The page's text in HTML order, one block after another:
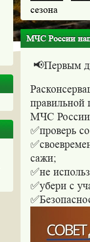
сезона
МЧС России
📢Первым
правильной
МЧС России
✅проверь
сажи;
✅не
✅убери с